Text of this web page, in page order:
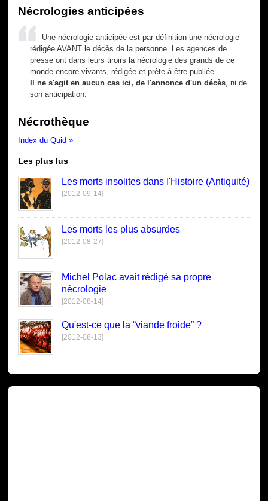
Nécrologies anticipées
Une nécrologie anticipée est par définition une nécrologie
rédigée AVANT le décès de la personne. Les agences de
presse ont dans leurs tiroirs la nécrologie des grands de ce
monde encore vivants, rédigée et prête à être publiée.
Il ne s'agit en aucun cas ici, de l'annonce d'un décès , ni de
son anticipation.
Nécrothèque
Index du Quid »
Les plus lus
Les morts insolites dans l'Histoire (Antiquité)
[2012-09-14]
Les morts les plus absurdes
[2012-08-27]
Michel Polac avait rédigé sa propre
nécrologie
[2012-08-14]
Qu'est-ce que la “viande froide” ?
[2012-08-13]